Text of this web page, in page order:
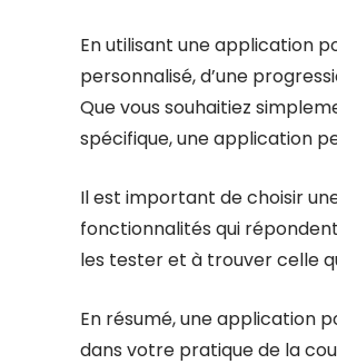
En utilisant une application
personnalisé, d’une
Que vous souhaitiez
spécifique, une application
Il est important de choisir
fonctionnalités qui
les tester et à trouver celle
En résumé, une application
dans votre pratique de la